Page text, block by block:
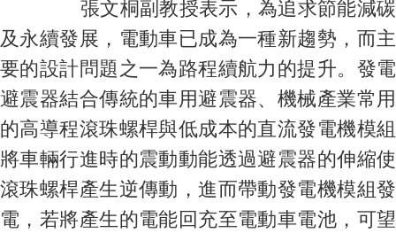
張文桐副教授表示，為追求節能減碳
及永續發展，電動車已成為一種新趨勢，而主
要的設計問題之一為路程續航力的提升。發電
避震器結合傳統的車用避震器、機械產業常用
的高導程滾珠螺桿與低成本的直流發電機模組
將車輛行進時的震動動能透過避震器的伸縮使
滾珠螺桿產生逆傳動，進而帶動發電機模組發
電，若將產生的電能回充至電動車電池，可望